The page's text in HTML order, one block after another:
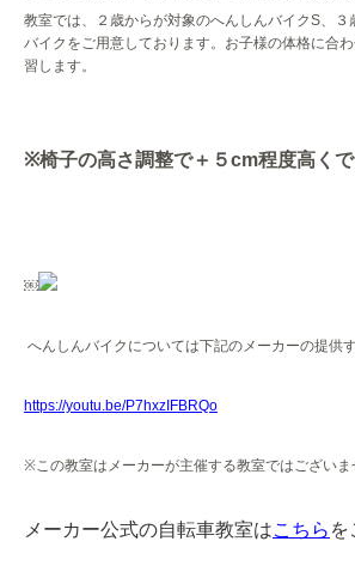
教室では、２歳からが対象のへんしんバイクS 、
バイクをご用意しております。お子様の体格に合
習します。
※椅子の高さ調整で＋５cm程度高くで
￼
へんしんバイクについては下記のメーカーの提供
https://youtu.be/P7hxzIFBRQo
※ この教室はメーカーが主催する教室ではございま
メーカー公式の自転車教室はこちら を